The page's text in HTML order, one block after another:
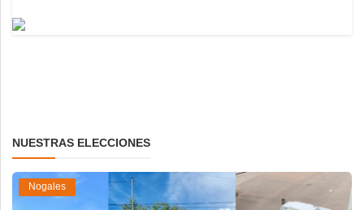
NUESTRAS ELECCIONES
Nogales